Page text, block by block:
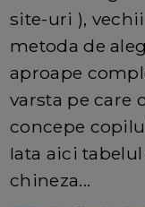
site-uri ),
metoda de
aproape
varsta pe care
concepe
Iata aici
chineza...